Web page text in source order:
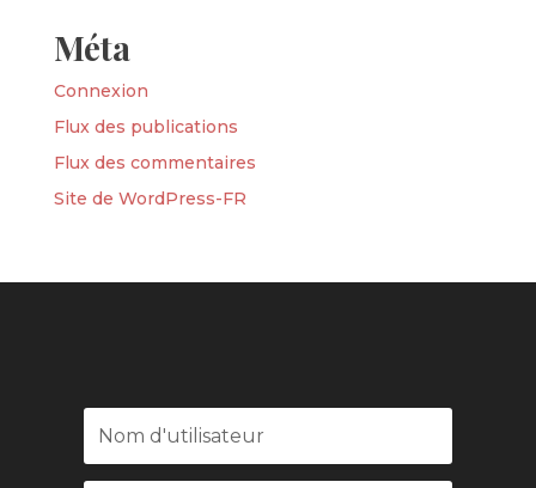
Méta
Connexion
Flux des publications
Flux des commentaires
Site de WordPress-FR